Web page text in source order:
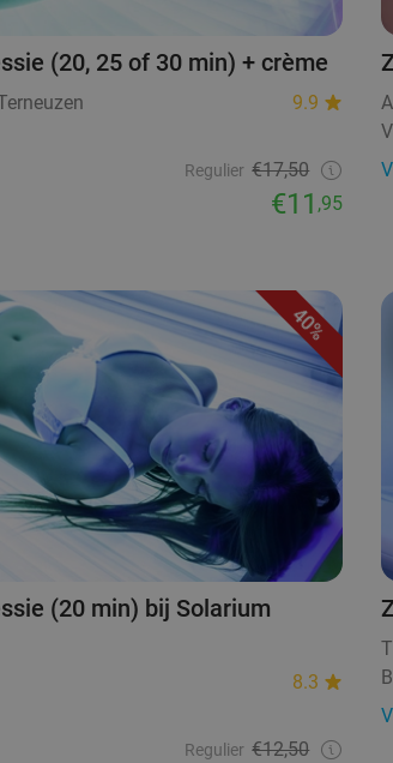
(20, 25 of 30 min) + crème
9.9
Regulier €17,50
€11,95
40%
(20 min) bij Solarium
8.3
Regulier €12,50